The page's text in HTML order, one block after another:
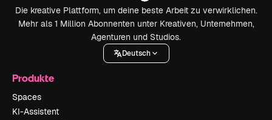
Die kreative Plattform, um deine beste Arbeit zu verwirklichen.
Mehr als 1 Million Abonnenten unter Kreativen, Unternehmen,
Agenturen und Studios.
Deutsch
Produkte
Spaces
KI-Assistent